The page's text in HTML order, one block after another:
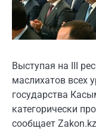
Выступая на ІІІ
маслихатов всех
государства
категорически
сообщает